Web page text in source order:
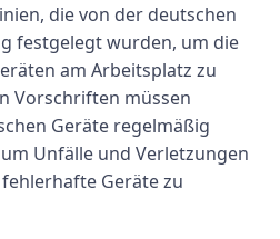
die von der deutschen
festgelegt wurden, um die
am Arbeitsplatz zu
Vorschriften müssen
Geräte regelmäßig
Unfälle und Verletzungen
Geräte zu